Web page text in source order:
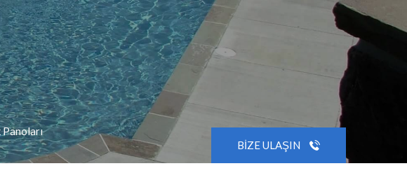
BIZE ULAŞIN